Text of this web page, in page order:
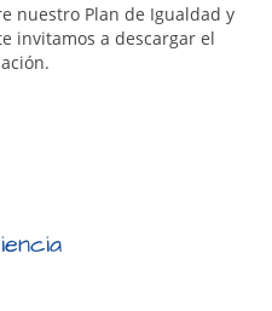
nuestro Plan de Igualdad y
invitamos a descargar el